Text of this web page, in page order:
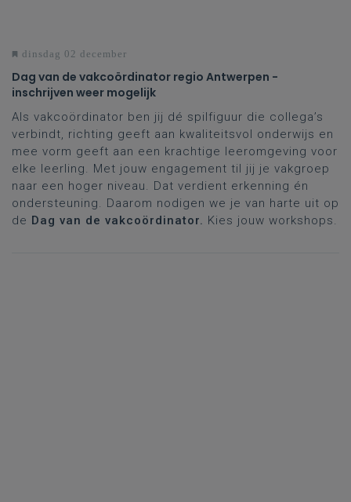
dinsdag 02 december
Dag van de vakcoördinator regio Antwerpen -
inschrijven weer mogelijk
Als vakcoördinator ben jij dé spilfiguur die collega’s
verbindt, richting geeft aan kwaliteitsvol onderwijs en
mee vorm geeft aan een krachtige leeromgeving voor
elke leerling. Met jouw engagement til jij je vakgroep
naar een hoger niveau. Dat verdient erkenning én
ondersteuning. Daarom nodigen we je van harte uit op
de Dag van de vakcoördinator. Kies jouw workshops.